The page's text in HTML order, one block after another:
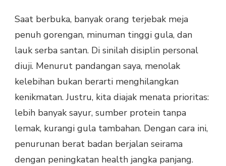
Saat berbuka, banyak orang terjebak meja
penuh gorengan, minuman tinggi gula, dan
lauk serba santan. Di sinilah disiplin personal
diuji. Menurut pandangan saya, menolak
kelebihan bukan berarti menghilangkan
kenikmatan. Justru, kita diajak menata prioritas:
lebih banyak sayur, sumber protein tanpa
lemak, kurangi gula tambahan. Dengan cara ini,
penurunan berat badan berjalan seirama
dengan peningkatan health jangka panjang.